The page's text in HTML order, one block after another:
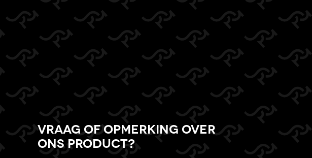
Vraag of opmerking over
ons product?